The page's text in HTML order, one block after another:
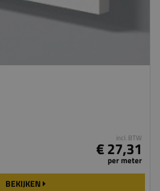
incl. BTW
€ 27,31
per meter
BEKIJKEN